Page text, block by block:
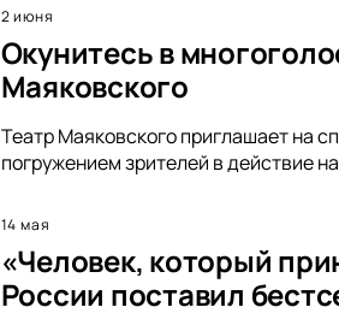
2 июня
Окунитесь в
Маяковского
Театр Маяковского приглашает на
погружением зрителей в действие
14 мая
«Человек, который
России поставил